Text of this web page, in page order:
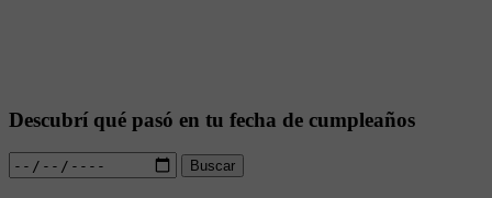
Descubrí qué pasó en tu fecha de cumpleaños
Buscar